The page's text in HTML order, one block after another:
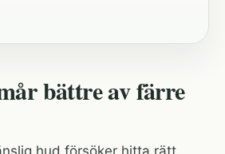
bättre av färre
hud försöker hitta rätt